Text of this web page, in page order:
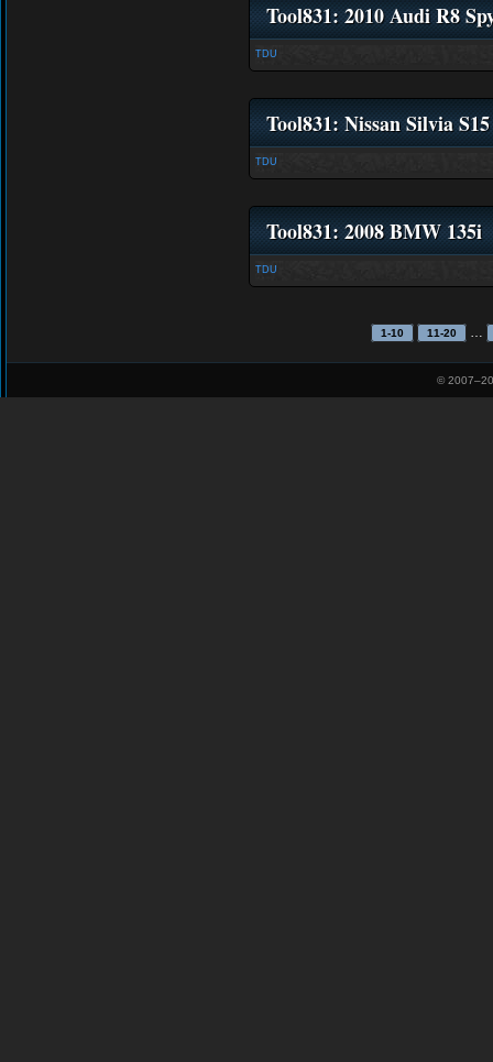
Tool831: 2010 Audi R8
TDU
Tool831: Nissan Silvia
TDU
Tool831: 2008 BMW 135i
TDU
1-10 11-20 …
© 2007–